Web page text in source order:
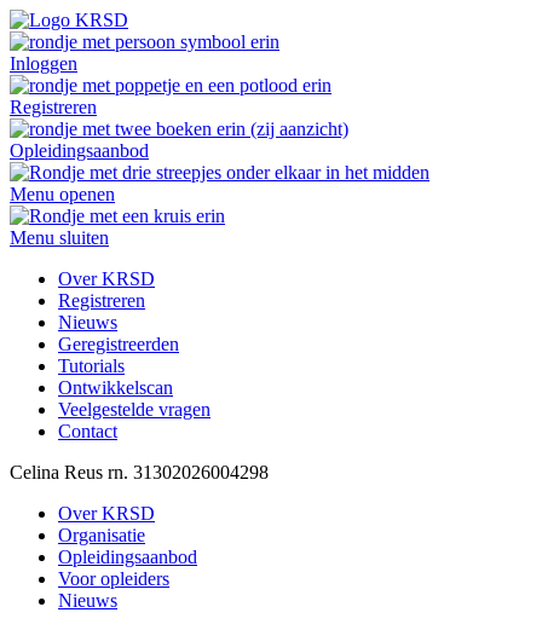
Inloggen
Registreren
Opleidingsaanbod
Menu openen
Menu sluiten
Over KRSD
Registreren
Nieuws
Geregistreerden
Tutorials
Ontwikkelscan
Veelgestelde vragen
Contact
Celina Reus rn. 31302026004298
Over KRSD
Organisatie
Opleidingsaanbod
Voor opleiders
Nieuws